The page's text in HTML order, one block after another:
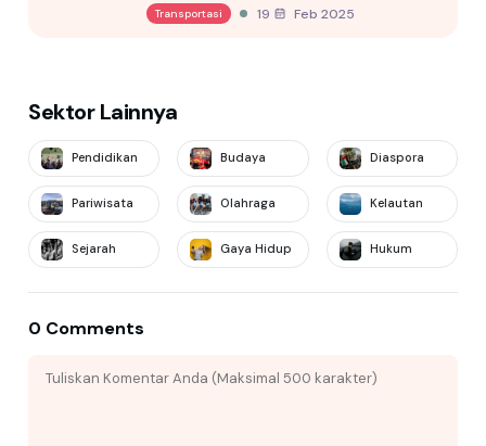
Transportasi 19 Feb 2025
Sektor Lainnya
Pendidikan Budaya Diaspora
Pariwisata Olahraga Kelautan
Sejarah Gaya Hidup Hukum
0 Comments